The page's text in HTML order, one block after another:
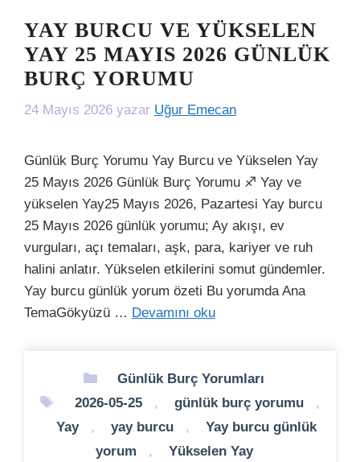
YAY BURCU VE YÜKSELEN
YAY 25 MAYIS 2026 GÜNLÜK
BURÇ YORUMU
24 Mayıs 2026 yazar Uğur Emecan
Günlük Burç Yorumu Yay Burcu ve Yükselen Yay
25 Mayıs 2026 Günlük Burç Yorumu ♐ Yay ve
yükselen Yay25 Mayıs 2026, Pazartesi Yay burcu
25 Mayıs 2026 günlük yorumu; Ay akışı, ev
vurguları, açı temaları, aşk, para, kariyer ve ruh
halini anlatır. Yükselen etkilerini somut gündemler.
Yay burcu günlük yorum özeti Bu yorumda Ana
TemaGökyüzü … Devamını oku
Kategoriler
Günlük Burç Yorumları
Etiketler
2026-05-25 , günlük burç yorumu
,
Yay
, yay burcu ,
Yay burcu günlük
yorum
, Yükselen Yay